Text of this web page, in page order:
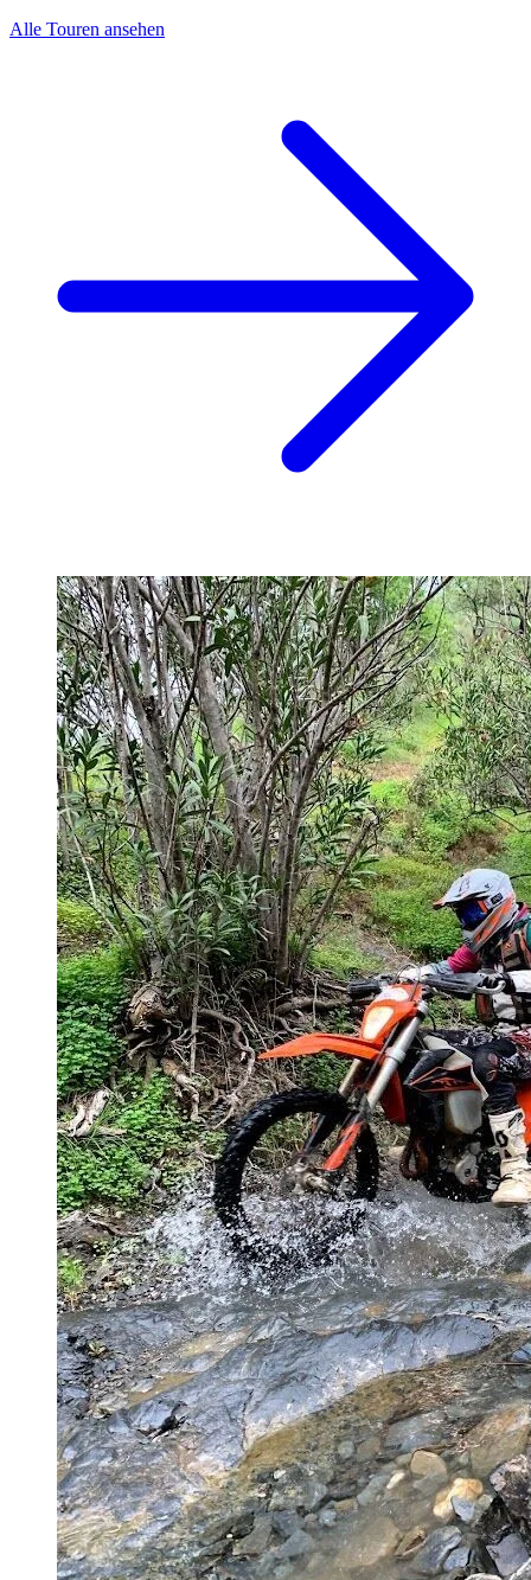
Alle Touren ansehen